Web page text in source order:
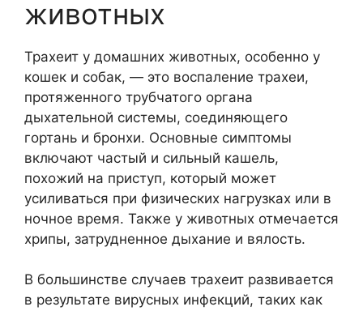
животных
Трахеит у домашних животных, особенно у
кошек и собак, — это воспаление трахеи,
протяженного трубчатого органа
дыхательной системы, соединяющего
гортань и бронхи. Основные симптомы
включают частый и сильный кашель,
похожий на приступ, который может
усиливаться при физических нагрузках или в
ночное время. Также у животных отмечается
хрипы, затрудненное дыхание и вялость.
В большинстве случаев трахеит развивается
в результате вирусных инфекций, таких как